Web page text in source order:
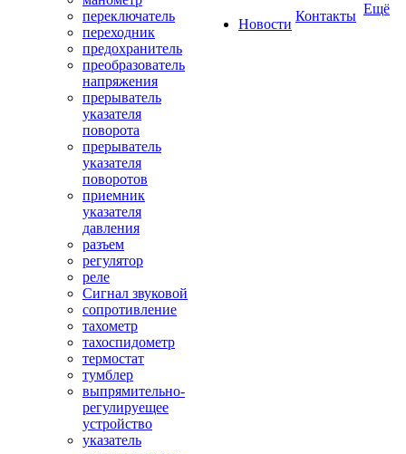
переключатель
переходник
предохранитель
преобразователь
напряжения
прерыватель
указателя
поворота
прерыватель
указателя
поворотов
приемник
указателя
давления
разъем
регулятор
реле
Сигнал звуковой
сопротивление
тахометр
тахоспидометр
термостат
тумблер
выпрямительно-
регулируещее
устройство
указатель
Новости
Контакты Ещё